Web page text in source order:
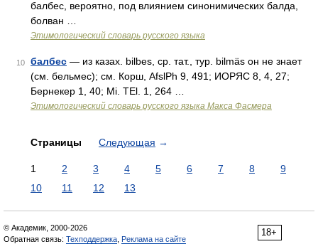
балбес, вероятно, под влиянием синонимических балда,
болван …
Этимологический словарь русского языка
10 балбес — из казах. bilbes, ср. тат., тур. bilmäs он не знает
(см. бельмес); см. Корш, AfslPh 9, 491; ИОРЯС 8, 4, 27;
Бернекер 1, 40; Mi. TEl. 1, 264 …
Этимологический словарь русского языка Макса Фасмера
Страницы Следующая →
1 2 3 4 5 6 7 8
9
10
11 12 13
18+
© Академик, 2000-2026
Обратная связь: Техподдержка Реклама на сайте